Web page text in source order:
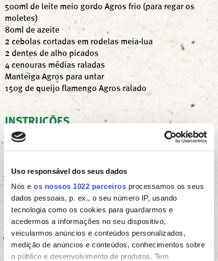
Uso responsável dos seus dados
Nós e os nossos 1022 parceiros processamos os seus
dados pessoais, p. ex., o seu número IP, usando
tecnologia como os cookies para guardarmos e
acedermos a informações no seu dispositivo,
veicularmos anúncios e conteúdos personalizados,
medição de anúncios e conteúdos, conhecimentos sobre
o público e desenvolvimento de produtos. Tem
500ml de leite meio gordo Agros frio (para regar os
moletes)
80ml de azeite
2 cebolas cortadas em rodelas meia-lua
2 dentes de alho picados
4 cenouras médias raladas
Manteiga Agros para untar
150g de queijo flamengo Agros ralado
INSTRUÇÕES
Numa panela coloque o bacalhau e cubra com água
abundante, levante fervura e deixe cozinhar por
10min.
Depois de cozido, retire o bacalhau, reserve 270ml da
água da cozedura e coloque as postas num prato
para arrefecer.
Depois de arrefecido lasque o bacalhau descartando
pele e espinhas.
Derreta a manteiga num tacho e adicione a farinha e
mexendo bem com varas.